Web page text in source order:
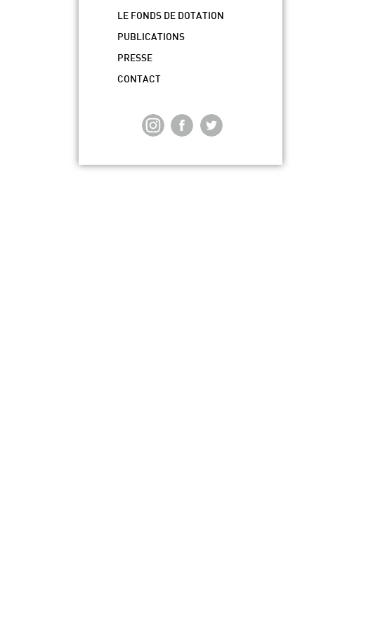
LE FONDS DE DOTATION
PUBLICATIONS
PRESSE
CONTACT